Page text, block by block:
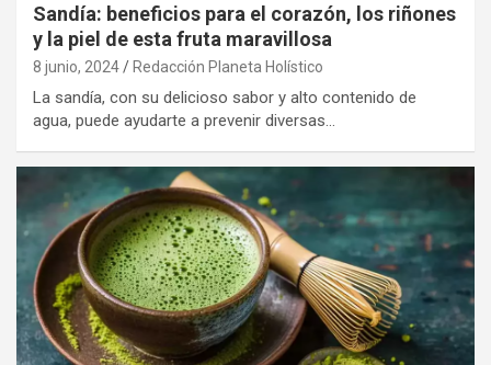
Sandía: beneficios para el corazón, los riñones
y la piel de esta fruta maravillosa
8 junio, 2024 Redacción Planeta Holístico
La sandía, con su delicioso sabor y alto contenido de
agua, puede ayudarte a prevenir diversas…